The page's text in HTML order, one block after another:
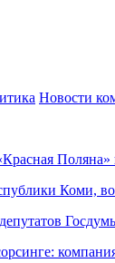
Новости
Коми,